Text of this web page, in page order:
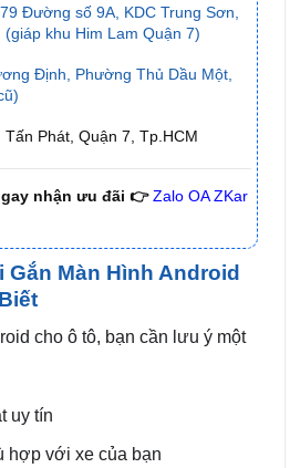
Đường số 9A, KDC Trung Sơn,
khu Him Lam Quận 7)
Định, Phường Thủ Dầu Một,
Tấn Phát, Quận 7, Tp.HCM
nhận ưu đãi 👉 Zalo OA ZKar
Gắn Màn Hình Android
cho ô tô, bạn cần lưu ý một
uy tín
hợp với xe của bạn